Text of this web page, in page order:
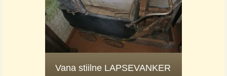
Vana stiilne LAPSEVANKER